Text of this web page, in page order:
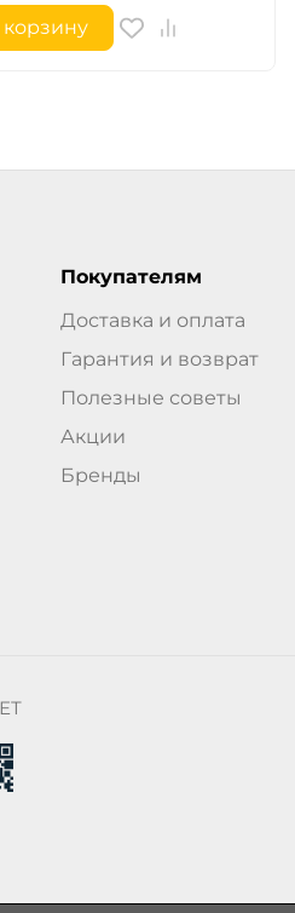
корзину
Покупателям
Доставка и оплата
Гарантия и возврат
Полезные советы
Акции
Бренды